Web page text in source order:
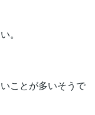
。
ことが多いそうで